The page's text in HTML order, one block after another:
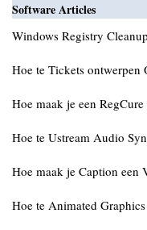
Software Articles
Windows Registry
Hoe te Tickets ontwerpen
Hoe maak je een
Hoe te Ustream Audio
Hoe maak je Caption een
Hoe te Animated